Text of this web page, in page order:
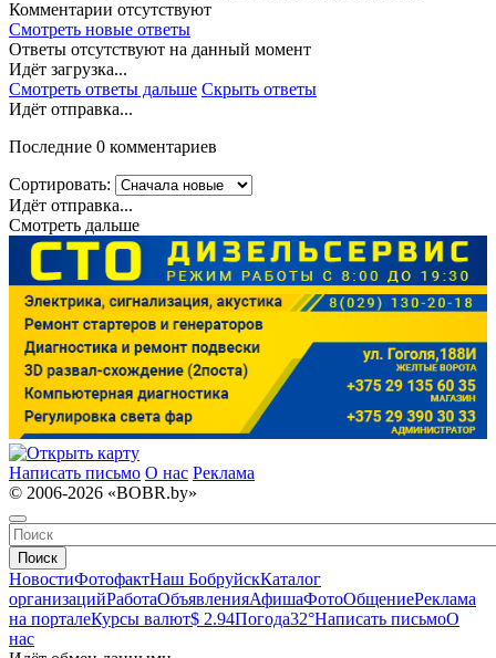
Комментарии отсутствуют
Смотреть новые ответы
Ответы отсутствуют на данный момент
Идёт загрузка...
Смотреть ответы дальше Скрыть ответы
Идёт отправка...
Последние 0 комментариев
Сортировать:
Идёт отправка...
Смотреть дальше
Написать письмо О нас Реклама
© 2006-2026 «BOBR.by»
Поиск
НовостиФотофактНаш БобруйскКаталог
организацийРаботаОбъявленияАфишаФотоОбщениеРеклама
на порталеКурсы валют$ 2.94Погода32°Написать письмоО
нас